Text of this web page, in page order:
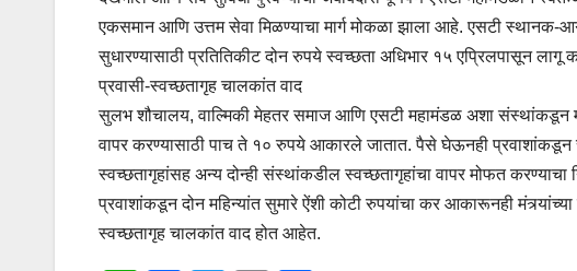
एकसमान आणि उत्तम सेवा मिळण्याचा मार्ग मोकळा झाला आहे. एसटी स्थानक-
सुधारण्यासाठी प्रतितिकीट दोन रुपये स्वच्छता अधिभार १५ एप्रिलपासून
प्रवासी-स्वच्छतागृह चालकांत वाद
सुलभ शौचालय, वाल्मिकी मेहतर समाज आणि एसटी महामंडळ अशा संस्थांकडून
वापर करण्यासाठी पाच ते १० रुपये आकारले जातात. पैसे घेऊनही
स्वच्छतागृहांसह अन्य दोन्ही संस्थांकडील स्वच्छतागृहांचा वापर मोफत
प्रवाशांकडून दोन महिन्यांत सुमारे ऐंशी कोटी रुपयांचा कर आकारूनही
स्वच्छतागृह चालकांत वाद होत आहेत.